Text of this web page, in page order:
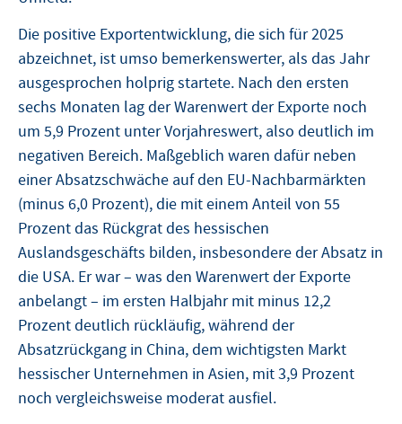
Die positive Exportentwicklung, die sich für 2025
abzeichnet, ist umso bemerkenswerter, als das Jahr
ausgesprochen holprig startete. Nach den ersten
sechs Monaten lag der Warenwert der Exporte noch
um 5,9 Prozent unter Vorjahreswert, also deutlich im
negativen Bereich. Maßgeblich waren dafür neben
einer Absatzschwäche auf den EU-Nachbarmärkten
(minus 6,0 Prozent), die mit einem Anteil von 55
Prozent das Rückgrat des hessischen
Auslandsgeschäfts bilden, insbesondere der Absatz in
die USA. Er war – was den Warenwert der Exporte
anbelangt – im ersten Halbjahr mit minus 12,2
Prozent deutlich rückläufig, während der
Absatzrückgang in China, dem wichtigsten Markt
hessischer Unternehmen in Asien, mit 3,9 Prozent
noch vergleichsweise moderat ausfiel.